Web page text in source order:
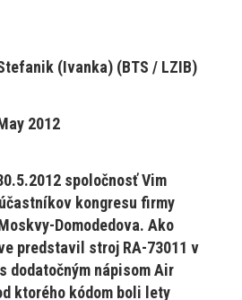
(Ivanka) (BTS / LZIB)
2012
spoločnosť Vim
kongresu firmy
Domodedova. Ako
predstavil stroj RA-73011 v
dodatočným nápisom Air
ktorého kódom boli lety